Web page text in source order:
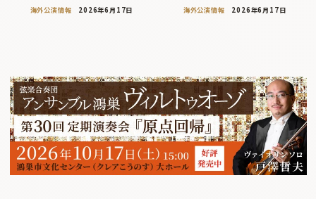
海外公演情報 2026年6月17日 海外公演情報 2026年6月17日